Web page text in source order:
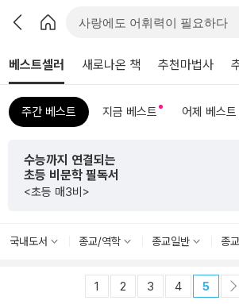
베스트셀러 새로나온 책 추천마법사
주간 베스트 지금 베스트 어제 베스트
수능까지 연결되는
초등 비문학 필독서
<초등 매3비>
국내도서 종교/역학 종교일반 종
1 2 3 4 5